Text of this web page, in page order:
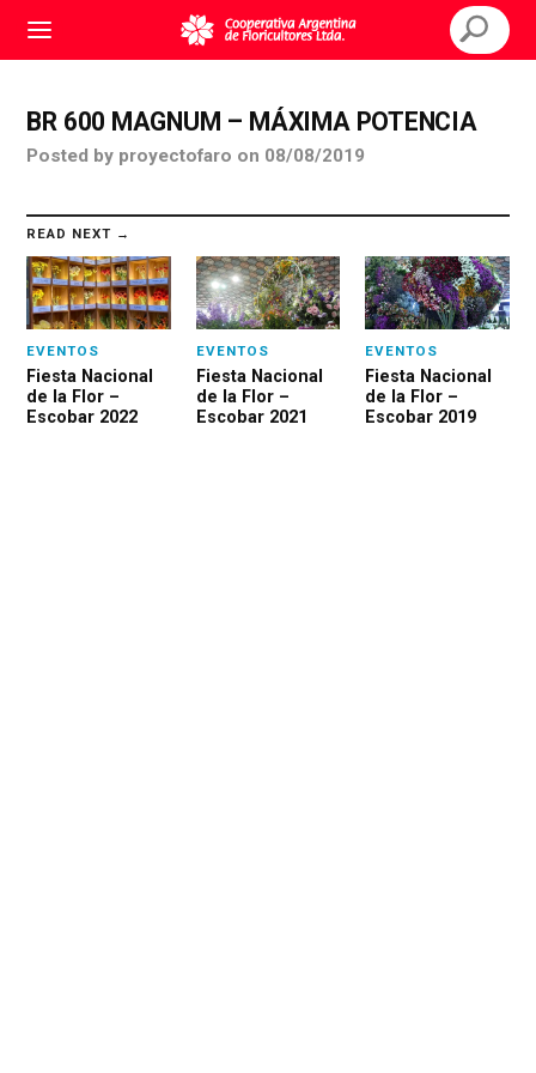
BR 600 MAGNUM – MÁXIMA POTENCIA
Posted by proyectofaro on 08/08/2019
READ NEXT →
EVENTOS
Fiesta Nacional
de la Flor –
Escobar 2022
EVENTOS
Fiesta Nacional
de la Flor –
Escobar 2021
EVENTOS
Fiesta Nacional
de la Flor –
Escobar 2019